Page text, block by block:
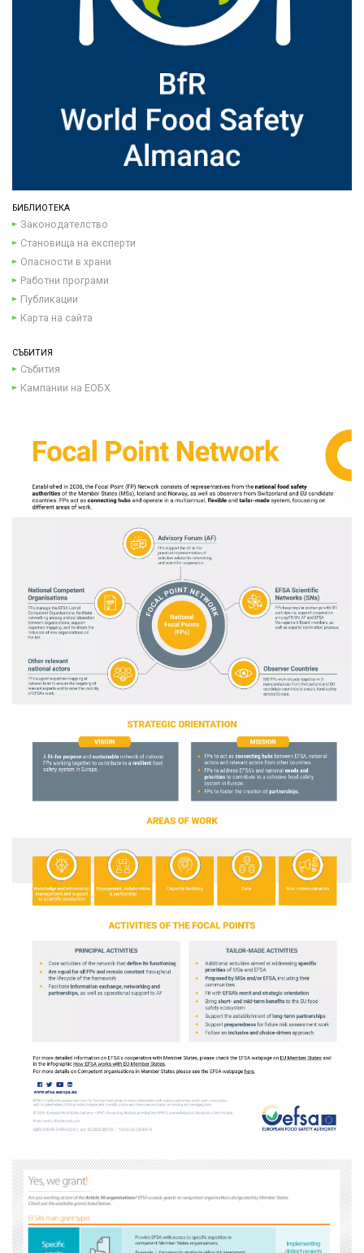
БИБЛИОТЕКА
Законодателство
Становища на експерти
Опасности в храни
Работни програми
Публикации
Карта на сайта
СЪБИТИЯ
Събития
Кампании на ЕОБХ